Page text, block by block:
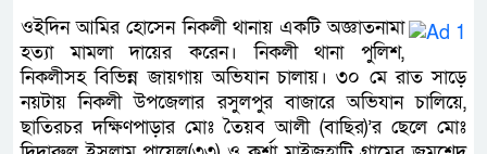
ওইদিন আমির হোসেন নিকলী থানায় একটি অজ্ঞাতনামা
হত্যা মামলা দায়ের করেন। নিকলী থানা পুলিশ,
নিকলীসহ বিভিন্ন জায়গায় অভিযান চালায়। ৩০ মে রাত সাড়ে
নয়টায় নিকলী উপজেলার রসুলপুর বাজারে অভিযান চালিয়ে,
ছাতিরচর দক্ষিণপাড়ার মোঃ তৈয়ব আলী (বাছির)’র ছেলে মোঃ